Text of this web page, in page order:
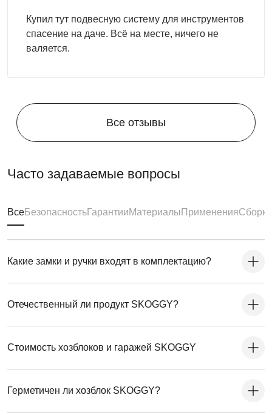
Для монтажа контейнеров SKOGGY не требуется
подготовка фундамента, достаточно установить
фундаментные блоки. Ниже представлена схема
Купил тут подвесную систему для инструментов
спасение на даче. Всё на месте, ничего не
валяется.
Все отзывы
Часто задаваемые вопросы
ВсеБезопасностьГарантииМатериалы ПримененияСборка
Какие замки и ручки входят в комплектацию?
Отечественный ли продукт SKOGGY?
Стоимость хозблоков и гаражей SKOGGY
Герметичен ли хозблок SKOGGY?